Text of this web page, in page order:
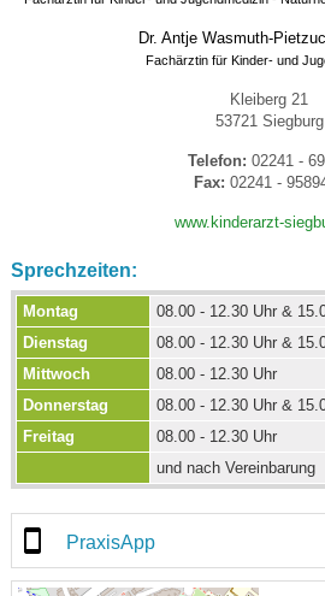
Dr. Antje Wasmuth-
Fachärztin für Kinder- und
Kleiberg 21
53721 Siegburg
Telefon: 02241 -
Fax: 02241 -
www.kinderarzt-
Sprechzeiten:
Montag
08.00 - 12.30 Uhr &
Dienstag
08.00 - 12.30 Uhr &
Mittwoch
08.00 - 12.30 Uhr
Donnerstag
08.00 - 12.30 Uhr &
Freitag
08.00 - 12.30 Uhr
und nach Vereinbarung
PraxisApp